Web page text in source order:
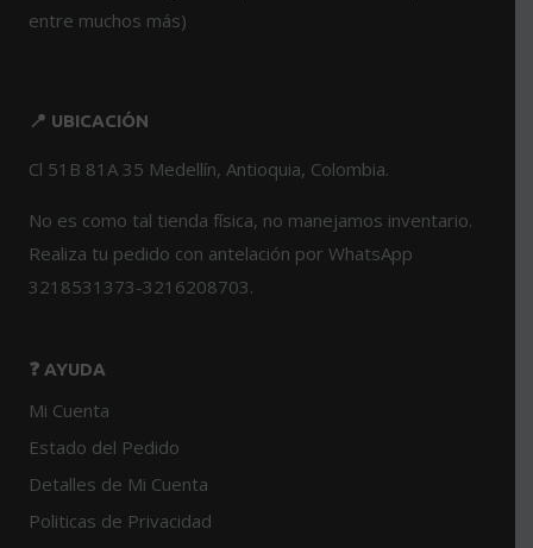
entre muchos más)
📍 UBICACIÓN
Cl 51B 81A 35 Medellín, Antioquia, Colombia.
No es como tal tienda física, no manejamos inventario.
Realiza tu pedido con antelación por WhatsApp
3218531373-3216208703.
❓ AYUDA
Mi Cuenta
Estado del Pedido
Detalles de Mi Cuenta
Politicas de Privacidad